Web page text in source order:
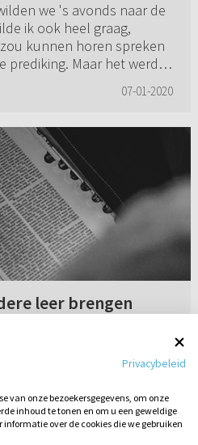
we 's avonds naar de
ik ook heel graag,
kunnen horen spreken
prediking. Maar het werd
07-01-2020
leer brengen
en waar je je van af
5). Wat wordt daarmee
je dit herkennen?
07-01-2025
Privacybeleid
van onze bezoekersgegevens, om onze
inhoud te tonen en om u een geweldige
over de cookies die we gebruiken